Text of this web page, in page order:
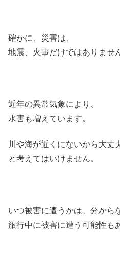
確かに、災害は、
地震、火事だけではありませ
近年の異常気象により、
水害も増えています。
川や海が近くにないから大丈
と考えてはいけません。
いつ被害に遭うかは、分から
旅行中に被害に遭う可能性も